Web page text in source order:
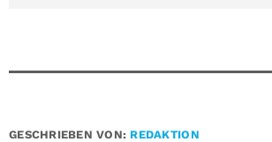
GESCHRIEBEN VON: REDAKTION